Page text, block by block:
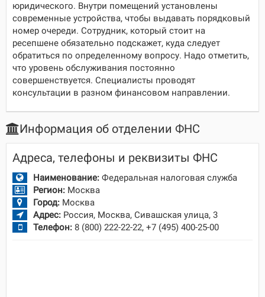
юридического. Внутри помещений установлены
современные устройства, чтобы выдавать порядковый
номер очереди. Сотрудник, который стоит на
ресепшене обязательно подскажет, куда следует
обратиться по определенному вопросу. Надо отметить,
что уровень обслуживания постоянно
совершенствуется. Специалисты проводят
консультации в разном финансовом направлении.
Информация об отделении ФНС
Адреса, телефоны и реквизиты ФНС
Наименование: Федеральная налоговая служба
Регион: Москва
Город: Москва
Адрес: Россия, Москва, Сивашская улица, 3
Телефон: 8 (800) 222-22-22, +7 (495) 400-25-00